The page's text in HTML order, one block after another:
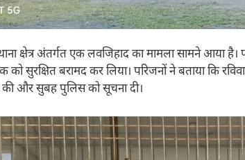
क्षेत्र अंतर्गत एक लवजिहाद का मामला सामने आया
को सुरक्षित बरामद कर लिया। परिजनों ने बताया कि
और सुबह पुलिस को सूचना दी।